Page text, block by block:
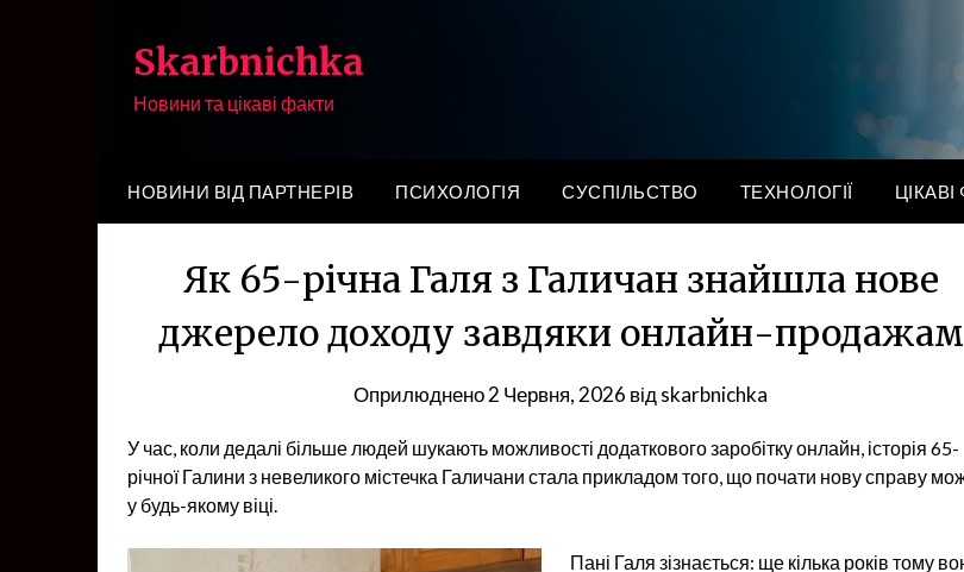
Skarbnichka
Новини та цікаві факти
НОВИНИ ВІД ПАРТНЕРІВ ПСИХОЛОГІЯ СУСПІЛЬСТВО ТЕХНОЛОГІЇ
Як 65-річна Галя з Галичан знайшла нове
джерело доходу завдяки онлайн-продажам
Оприлюднено2 Червня, 2026 від skarbnichka
У час, коли дедалі більше людей шукають можливості додаткового заробітку онлайн, історія 65-
річної Галини з невеликого містечка Галичани стала прикладом того, що почати нову справу
у будь-якому віці.
Пані Галя зізнається: ще кілька років тому